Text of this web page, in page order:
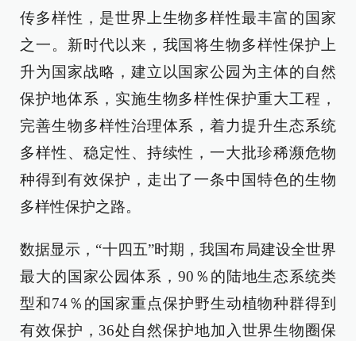
传多样性，是世界上生物多样性最丰富的国家
之一。新时代以来，我国将生物多样性保护上
升为国家战略，建立以国家公园为主体的自然
保护地体系，实施生物多样性保护重大工程，
完善生物多样性治理体系，着力提升生态系统
多样性、稳定性、持续性，一大批珍稀濒危物
种得到有效保护，走出了一条中国特色的生物
多样性保护之路。
数据显示，“十四五”时期，我国布局建设全世界
最大的国家公园体系，90％的陆地生态系统类
型和74％的国家重点保护野生动植物种群得到
有效保护，36处自然保护地加入世界生物圈保